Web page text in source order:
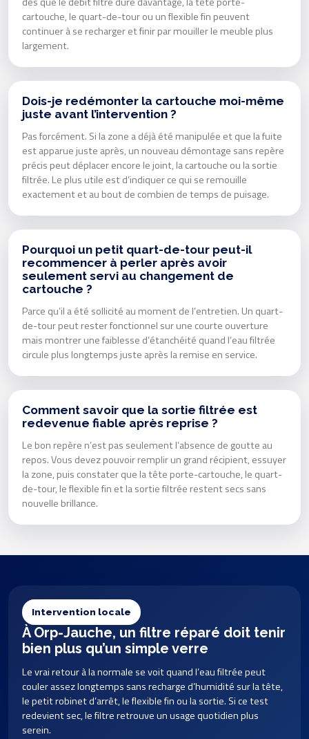
cartouche, le quart-de-tour ou un flexible fin peuvent
continuer à se recharger et finir par mouiller le meuble plus
largement.
Dois-je redémonter la cartouche moi-même
juste avant l’intervention ?
Pas forcément. Si la zone a déjà été manipulée et que la fuite
est apparue juste après, un nouveau démontage sans repère
précis peut déplacer encore le joint, la cartouche ou la sortie
filtrée. Le plus utile est d’indiquer ce qui se remouille
exactement et au bout de combien de temps de puisage.
Pourquoi un petit quart-de-tour peut-il
recommencer à perler après avoir
seulement servi au changement de
cartouche ?
Parce qu’il a été sollicité au moment de l’entretien. Un quart-
de-tour peut rester fonctionnel sur une courte ouverture
mais montrer une faiblesse d’étanchéité quand l’eau filtrée
circule plus longtemps juste après la remise en service.
Comment savoir que la sortie filtrée est
redevenue fiable après reprise ?
Le bon repère n’est pas seulement l’absence de goutte au
repos. Vous devez pouvoir remplir un grand récipient, essuyer
la zone, puis constater que la tête porte-cartouche, le quart-
de-tour, le flexible fin et la sortie filtrée restent secs sans
nouvelle brillance.
Intervention locale
À Orp-Jauche, un filtre réparé doit tenir
bien plus qu’un simple verre
Le vrai retour à la normale se voit quand l’eau filtrée peut
couler assez longtemps sans recharge d’humidité sur la tête,
le petit robinet d’arrêt, le flexible fin ou la sortie. Si ce test
redevient sec, le filtre retrouve un usage quotidien plus
serein.